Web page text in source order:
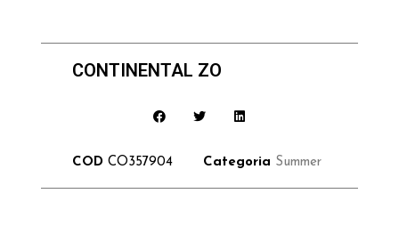
CONTINENTAL ZO
COD CO357904 Categoria Summer